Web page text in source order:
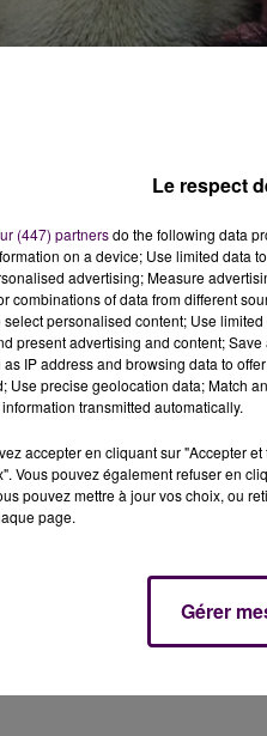
Beauval, a donné
août.
les eaux vers 0h30.Son
fièrement le
lundi 2 août, avant de
respectivement 149
qui aura
"bien
Le respect
(447) partnersdo the following data
on a device; Use limited data
advertising; Measure
combinations of data from different
select personalised content; Use
present advertising and content;
as IP address and browsing data to
Use precise geolocation data; Match
transmitted automatically.
accepter en cliquant sur "Accepter
Vous pouvez également refuser en
pouvez mettre à jour vos choix, ou
page.
Gérer